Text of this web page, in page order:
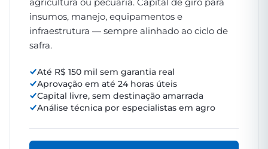
insumos, manejo, equipamentos e
infraestrutura — sempre alinhado ao ciclo de
safra.
Até R$ 150 mil sem garantia real
Aprovação em até 24 horas úteis
Capital livre, sem destinação amarrada
Análise técnica por especialistas em agro